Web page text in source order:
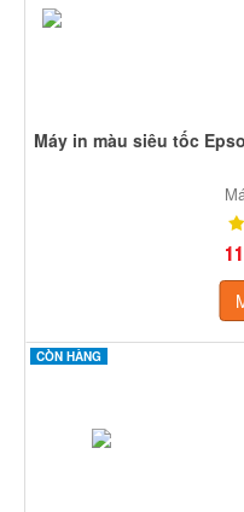
Máy in màu siêu tốc
CÒN HÀNG